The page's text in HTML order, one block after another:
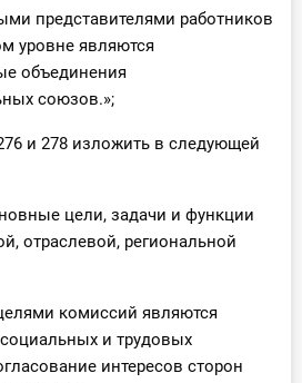
представителями работников
уровне являются
объединения
союзов.»;
и 278 изложить в следующей
цели, задачи и функции
отраслевой, региональной
комиссий являются
и трудовых
интересов сторон